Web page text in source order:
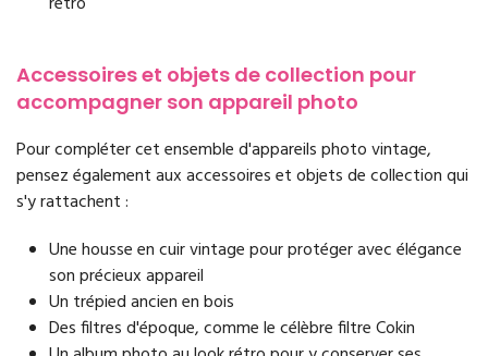
Accessoires et objets de collection pour
accompagner son appareil photo
Pour compléter cet ensemble d'appareils photo vintage,
pensez également aux accessoires et objets de collection qui
s'y rattachent :
Une housse en cuir vintage pour protéger avec élégance
son précieux appareil
Un trépied ancien en bois
Des filtres d'époque, comme le célèbre filtre Cokin